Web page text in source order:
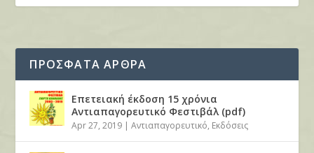
ΠΡΟΣΦΑΤΑ ΑΡΘΡΑ
Επετειακή έκδοση 15 χρόνια
Αντιαπαγορευτικό Φεστιβάλ (pdf)
Apr 27, 2019 |Αντιαπαγορευτικό, Εκδόσεις